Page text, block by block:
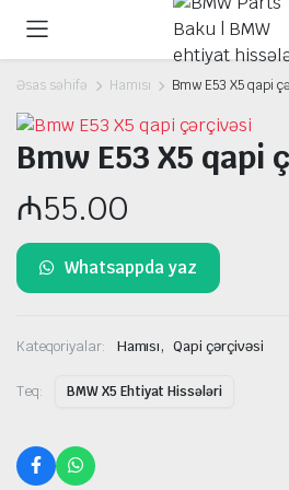
Əsas səhifə Hamısı Bmw E53 X5 qapi
Bmw E53 X5 qapi
₼55.00
Whatsappda yaz
Kateqoriyalar: Hamısı, Qapi çərçivəsi
Teq: BMW X5 Ehtiyat Hissələri